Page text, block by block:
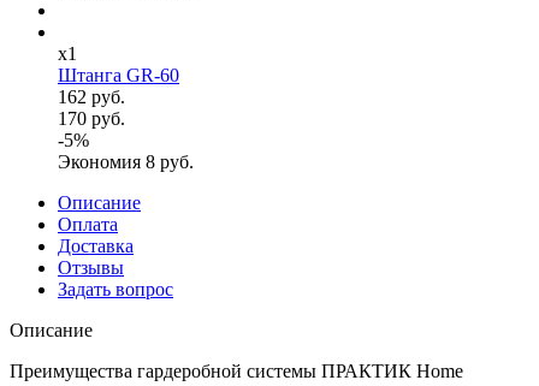
x1
Штанга GR-60
162 руб.
170 руб.
-5%
Экономия 8 руб.
Описание
Оплата
Доставка
Отзывы
Задать вопрос
Описание
Преимущества гардеробной системы ПРАКТИК Home